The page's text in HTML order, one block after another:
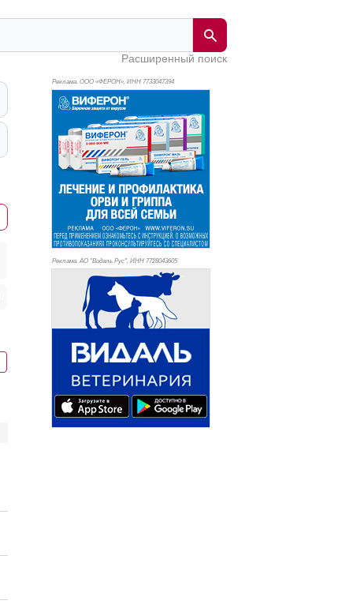
Расширенный поиск
Реклама. ООО «ФЕРОН», ИНН 7733047394
Реклама. АО "Видаль Рус", ИНН 7728043605